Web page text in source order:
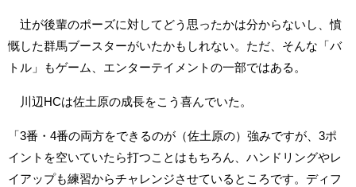
辻が後輩のポーズに対してどう思ったかは分からないし、憤
慨した群馬ブースターがいたかもしれない。ただ、そんな「バ
トル」もゲーム、エンターテイメントの一部ではある。
川辺HCは佐土原の成長をこう喜んでいた。
「3番・4番の両方をできるのが（佐土原の）強みですが、3ポ
イントを空いていたら打つことはもちろん、ハンドリングやレ
イアップも練習からチャレンジさせているところです。ディフ